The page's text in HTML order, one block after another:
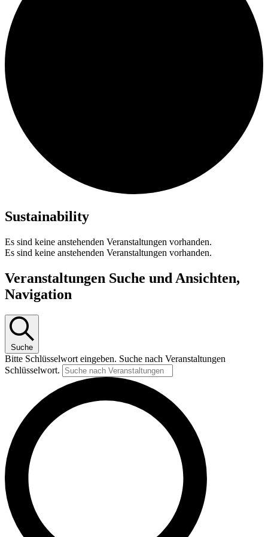
Sustainability
Es sind keine anstehenden Veranstaltungen vorhanden.
Es sind keine anstehenden Veranstaltungen vorhanden.
Veranstaltungen Suche und Ansichten,
Navigation
Suche
Bitte Schlüsselwort eingeben. Suche nach Veranstaltungen
Schlüsselwort.